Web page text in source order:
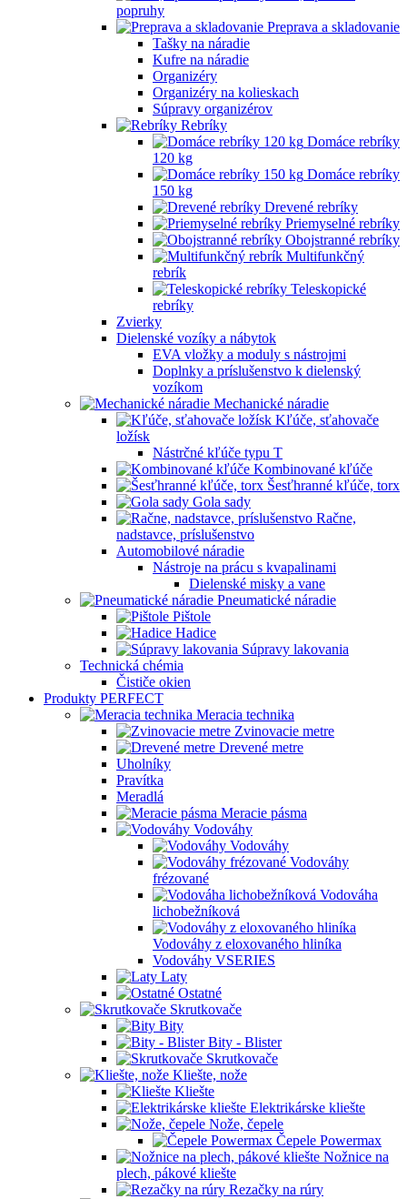
popruhy
Preprava a skladovanie
Tašky na náradie
Kufre na náradie
Organizéry
Organizéry na kolieskach
Súpravy organizérov
Rebríky
Domáce rebríky
120 kg
Domáce rebríky
150 kg
Drevené rebríky
Priemyselné rebríky
Obojstranné rebríky
Multifunkčný
rebrík
Teleskopické
rebríky
Zvierky
Dielenské vozíky a nábytok
EVA vložky a moduly s nástrojmi
Doplnky a príslušenstvo k dielenský
vozíkom
Mechanické náradie
Kľúče, sťahovače
ložísk
Nástrčné kľúče typu T
Kombinované kľúče
Šesťhranné kľúče, torx
Gola sady
Račne,
nadstavce, príslušenstvo
Automobilové náradie
Nástroje na prácu s kvapalinami
Dielenské misky a vane
Pneumatické náradie
Pištole
Hadice
Súpravy lakovania
Technická chémia
Čističe okien
Produkty PERFECT
Meracia technika
Zvinovacie metre
Drevené metre
Uholníky
Pravítka
Meradlá
Meracie pásma
Vodováhy
Vodováhy
Vodováhy
frézované
Vodováha
lichobežníková
Vodováhy z eloxovaného hliníka
Vodováhy VSERIES
Laty
Ostatné
Skrutkovače
Bity
Bity - Blister
Skrutkovače
Kliešte, nože
Kliešte
Elektrikárske kliešte
Nože, čepele
Čepele Powermax
Nožnice na
plech, pákové kliešte
Rezačky na rúry